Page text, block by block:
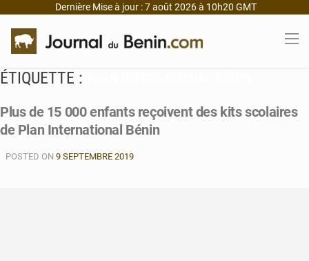
Dernière Mise à jour : 7 août 2026 à 10h20 GMT
ÉTIQUETTE :
Plus de 15 000 enfants reçoivent des kits scolaires
de Plan International Bénin
POSTED ON 9 SEPTEMBRE 2019